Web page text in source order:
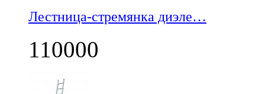
Лестница-стремянка диэле…
110000